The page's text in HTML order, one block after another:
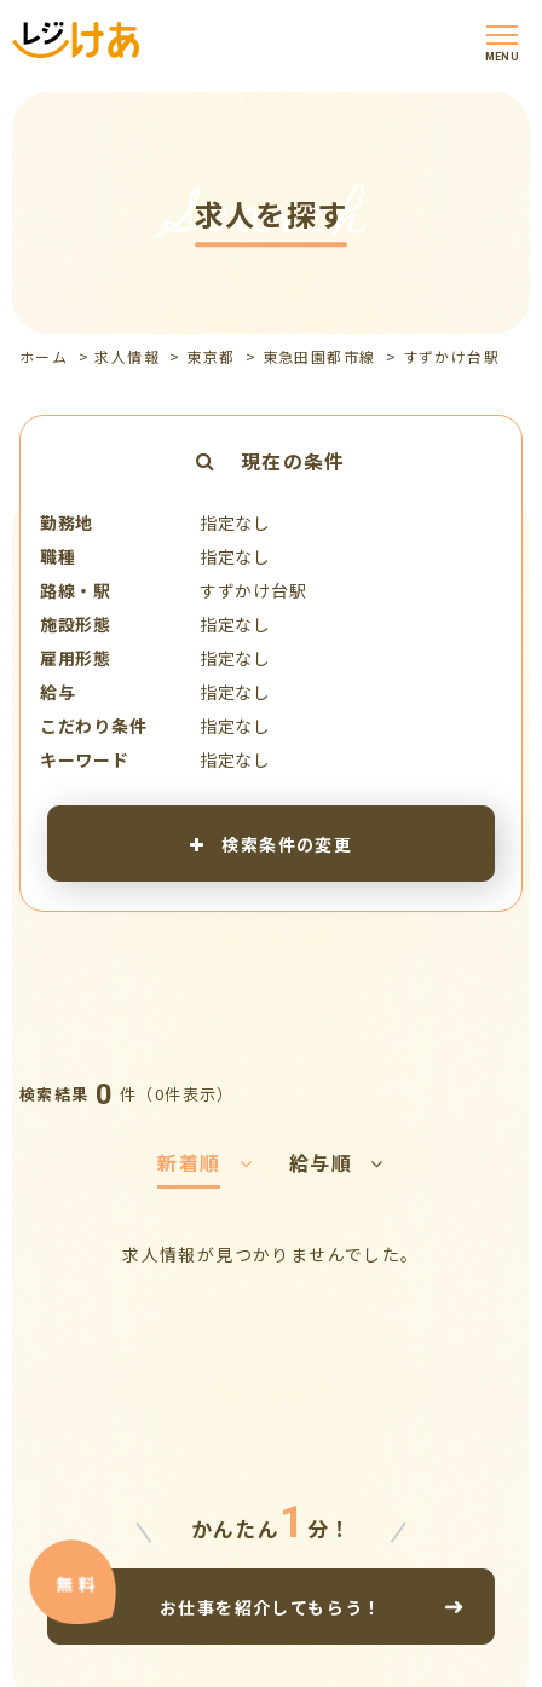
MENU
求人を探す
Search
ホーム >求人情報 > 東京都 > 東急田園都市線 > すずかけ台駅
現在の条件
勤務地
指定なし
職種
指定なし
路線・駅
すずかけ台駅
施設形態
指定なし
雇用形態
指定なし
給与
指定なし
こだわり条件
指定なし
キーワード
指定なし
検索条件の変更
検索結果 0 件（0件表示）
新着順 給与順
求人情報が見つかりませんでした。
かんたん 1 分！
お仕事を紹介してもらう！